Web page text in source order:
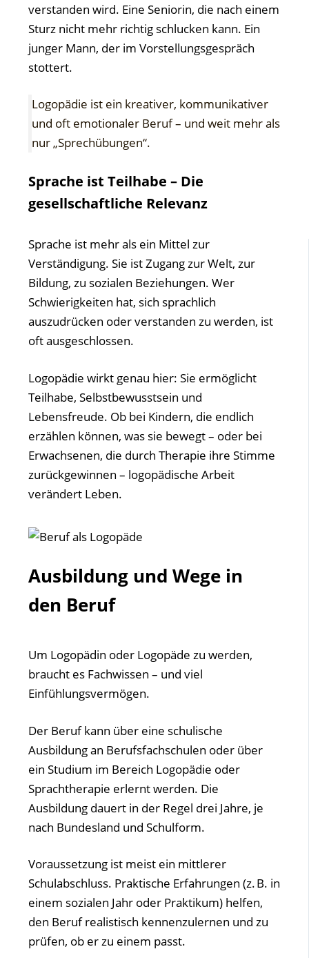
verstanden wird. Eine Seniorin, die nach einem
Sturz nicht mehr richtig schlucken kann. Ein
junger Mann, der im Vorstellungsgespräch
stottert.
Logopädie ist ein kreativer, kommunikativer
und oft emotionaler Beruf – und weit mehr als
nur „Sprechübungen“.
Sprache ist Teilhabe – Die
gesellschaftliche Relevanz
Sprache ist mehr als ein Mittel zur
Verständigung. Sie ist Zugang zur Welt, zur
Bildung, zu sozialen Beziehungen. Wer
Schwierigkeiten hat, sich sprachlich
auszudrücken oder verstanden zu werden, ist
oft ausgeschlossen.
Logopädie wirkt genau hier: Sie ermöglicht
Teilhabe, Selbstbewusstsein und
Lebensfreude. Ob bei Kindern, die endlich
erzählen können, was sie bewegt – oder bei
Erwachsenen, die durch Therapie ihre Stimme
zurückgewinnen – logopädische Arbeit
verändert Leben.
Ausbildung und Wege in
den Beruf
Um Logopädin oder Logopäde zu werden,
braucht es Fachwissen – und viel
Einfühlungsvermögen.
Der Beruf kann über eine schulische
Ausbildung an Berufsfachschulen oder über
ein Studium im Bereich Logopädie oder
Sprachtherapie erlernt werden. Die
Ausbildung dauert in der Regel drei Jahre, je
nach Bundesland und Schulform.
Voraussetzung ist meist ein mittlerer
Schulabschluss. Praktische Erfahrungen (z. B. in
einem sozialen Jahr oder Praktikum) helfen,
den Beruf realistisch kennenzulernen und zu
prüfen, ob er zu einem passt.